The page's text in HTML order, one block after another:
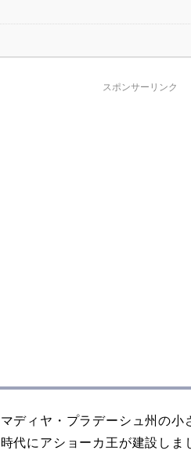
スポンサーリンク
ディヤ・プラデーシュ州の
代にアショーカ王が建設しま